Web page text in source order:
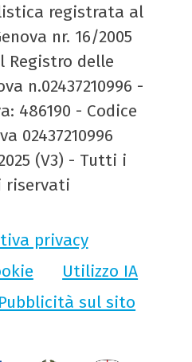
registrata al
nr. 16/2005
Registro delle
n.02437210996 -
486190 - Codice
02437210996
(V3) - Tutti i
privacy
Utilizzo IA
Pubblicità sul sito